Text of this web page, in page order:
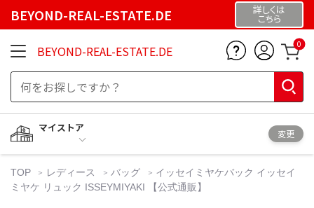
BEYOND-REAL-ESTATE.DE 詳しくは
こちら
BEYOND-REAL-ESTATE.DE 0
マイストア
変更
TOP レディース バッグ
イッセイミヤケバック イッセイ
ミヤケ リュック ISSEYMIYAKI 【公式通販】